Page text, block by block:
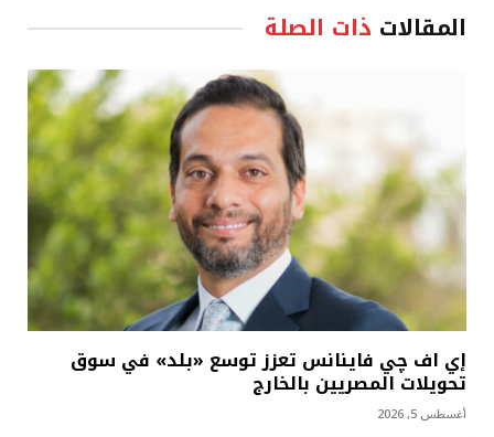
المقالات ذات الصلة
إي اف چي فاينانس تعزز توسع «بلد» في سوق
تحويلات المصريين بالخارج
أغسطس 5, 2026